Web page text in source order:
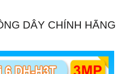
DÂY CHÍNH HÃNG